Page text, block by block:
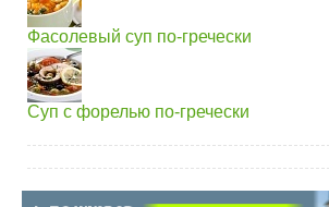
Фасолевый суп по-гречески
Суп с форелью по-гречески